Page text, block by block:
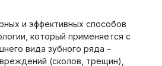
и эффективных способов
который применяется с
вида зубного ряда –
(сколов, трещин),